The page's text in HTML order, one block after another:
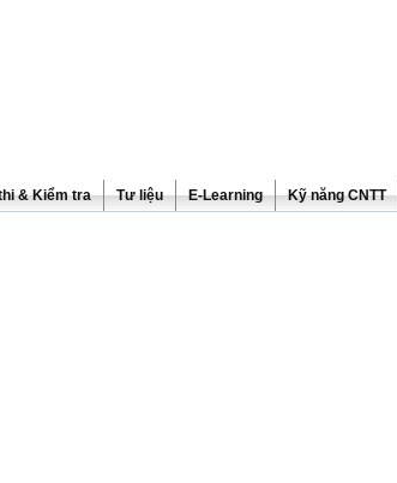
& Kiểm tra Tư liệu E-Learning Kỹ năng CNTT